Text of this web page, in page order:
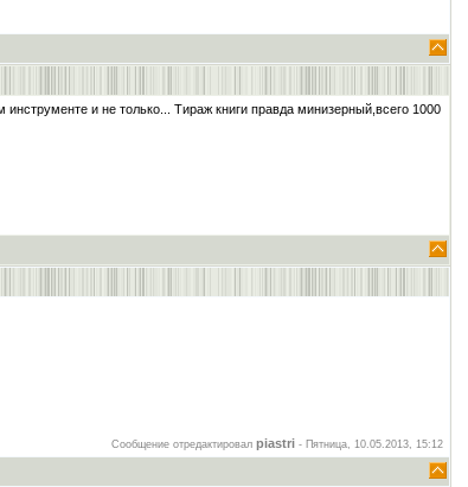
и не только... Тираж книги правда минизерный,всего 1000
Сообщение отредактировал piastri- Пятница, 10.05.2013, 15:12